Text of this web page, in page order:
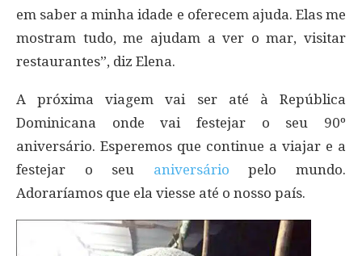
em saber a minha idade e oferecem ajuda. Elas me
mostram tudo, me ajudam a ver o mar, visitar
restaurantes”, diz Elena.
A próxima viagem vai ser até à República
Dominicana onde vai festejar o seu 90º
aniversário. Esperemos que continue a viajar e a
festejar o seu aniversário pelo mundo.
Adoraríamos que ela viesse até o nosso país.